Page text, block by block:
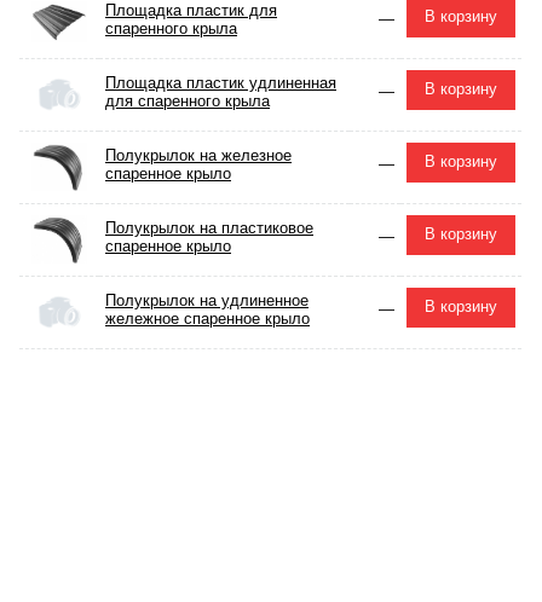
Площадка пластик для
спаренного крыла
— В корзину
Площадка пластик удлиненная
для спаренного крыла
— В корзину
Полукрылок на железное
спаренное крыло
— В корзину
Полукрылок на пластиковое
спаренное крыло
— В корзину
Полукрылок на удлиненное
жележное спаренное крыло
— В корзину